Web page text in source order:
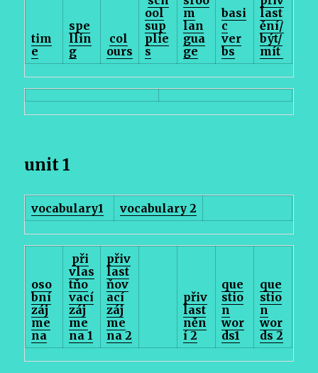
tim
e
spe
llin
g
col
ours
ool
sup
plie
s
m
lan
gua
ge
basi
c
ver
bs
last
ění/
být/
mít
unit 1
vocabulary1 vocabulary 2
oso
bní
záj
me
na
při
vlas
tňo
vací
záj
me
na 1
přiv
last
ňov
ací
záj
me
na 2
přiv
last
něn
í 2
que
stio
n
wor
ds1
que
stio
n
wor
ds 2